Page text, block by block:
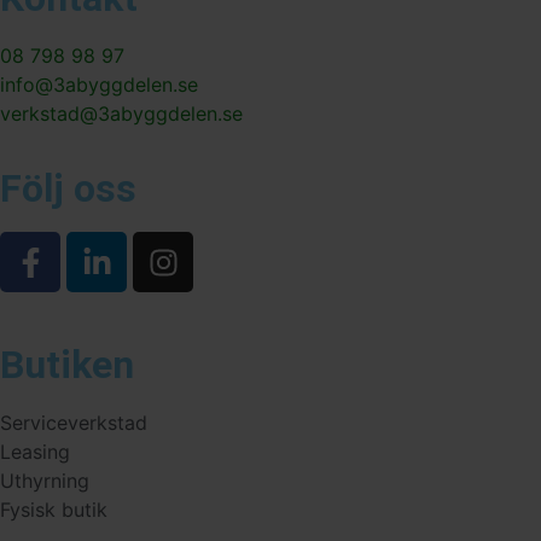
08 798 98 97
info@3abyggdelen.se
verkstad@3abyggdelen.se
Följ oss
Butiken
Serviceverkstad
Leasing
Uthyrning
Fysisk butik